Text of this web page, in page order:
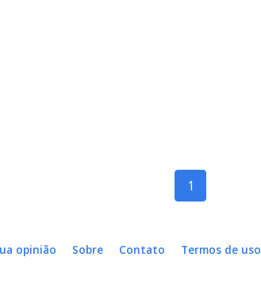
1
opinião Sobre Contato Termos de uso